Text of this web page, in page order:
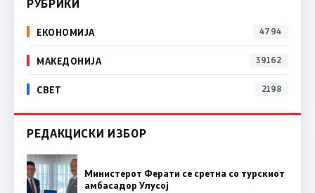
РУБРИКИ
ЕКОНОМИЈА 4794
МАКЕДОНИЈА 39162
СВЕТ 2198
РЕДАКЦИСКИ ИЗБОР
Министерот Ферати се сретна со турскиот
амбасадор Улусој